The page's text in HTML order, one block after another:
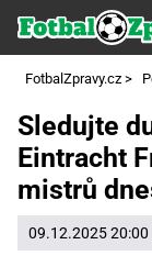
FotbalZpravy.cz >
Sledujte
Eintracht
mistrů
09.12.2025 20:00